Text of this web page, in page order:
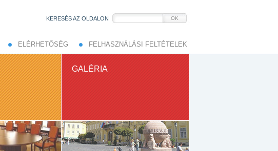
KERESÉS AZ OLDALON OK
ELÉRHETŐSÉG FELHASZNÁLÁSI FELTÉTELEK
GALÉRIA